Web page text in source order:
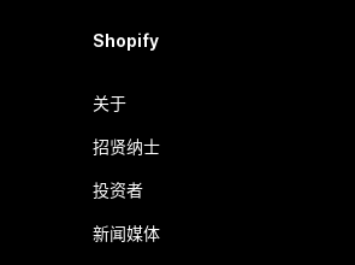
Shopify
关于
招贤纳士
投资者
新闻媒体